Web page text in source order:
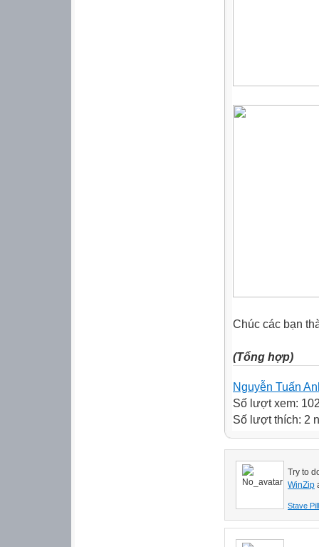
Chúc các bạn
(Tổng hợp)
Nguyễn Tuấn
Số lượt xem:
Số lượt thích: 2
Try to
WinZip
Stave